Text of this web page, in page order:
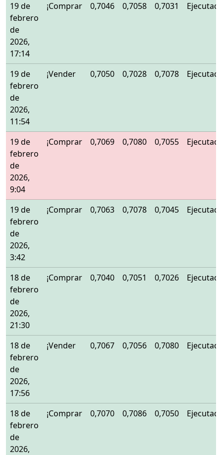
19 de
febrero
de
2026,
17:14
¡Comprar 0,7046 0,7058 0,7031
19 de
febrero
de
2026,
11:54
¡Vender 0,7050 0,7028 0,7078
19 de
febrero
de
2026,
9:04
¡Comprar 0,7069 0,7080 0,7055
19 de
febrero
de
2026,
3:42
¡Comprar 0,7063 0,7078 0,7045
18 de
febrero
de
2026,
21:30
¡Comprar 0,7040 0,7051 0,7026
18 de
febrero
de
2026,
17:56
¡Vender 0,7067 0,7056 0,7080
18 de
febrero
de
2026,
¡Comprar 0,7070 0,7086 0,7050